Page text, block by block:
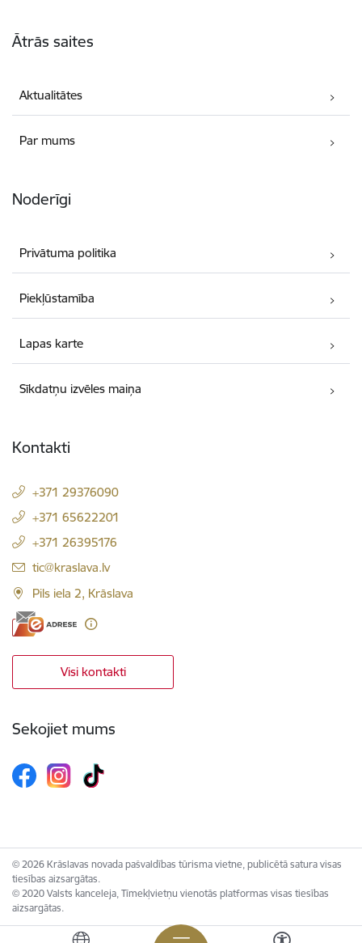
Ātrās saites
Aktualitātes
Par mums
Noderīgi
Privātuma politika
Piekļūstamība
Lapas karte
Sīkdatņu izvēles maiņa
Kontakti
+371 29376090
+371 65622201
+371 26395176
E-pasts:
tic@kraslava.lv
Pils iela 2, Krāslava
Visi kontakti
Sekojiet mums
© 2026 Krāslavas novada pašvaldības tūrisma vietne, publicētā satura visas
tiesības aizsargātas.
© 2020 Valsts kanceleja, Tīmekļvietņu vienotās platformas visas tiesības
aizsargātas.